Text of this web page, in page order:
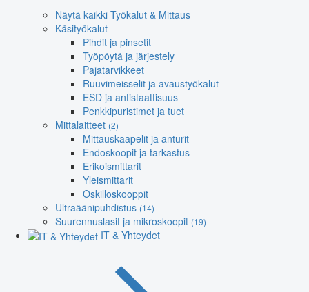
Näytä kaikki Työkalut & Mittaus
Käsityökalut
Pihdit ja pinsetit
Työpöytä ja järjestely
Pajatarvikkeet
Ruuvimeisselit ja avaustyökalut
ESD ja antistaattisuus
Penkkipuristimet ja tuet
Mittalaitteet (2)
Mittauskaapelit ja anturit
Endoskoopit ja tarkastus
Erikoismittarit
Yleismittarit
Oskilloskooppit
Ultraäänipuhdistus (14)
Suurennuslasit ja mikroskoopit (19)
IT & Yhteydet